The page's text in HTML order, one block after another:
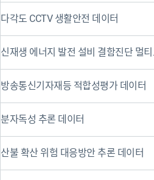
다각도 CCTV 생활안전 데이터
신재생 에너지 발전 설비 결함진단 멀
방송통신기자재등 적합성평가 데이터
분자독성 추론 데이터
산불 확산 위험 대응방안 추론 데이터